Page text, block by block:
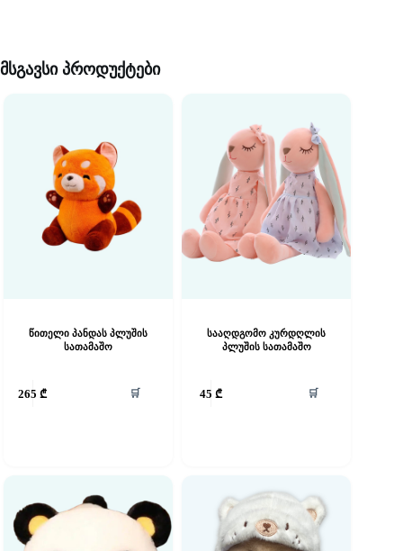
მსგავსი პროდუქტები
წითელი პანდას პლუშის
სათამაშო
265₾ 🛒
სააღდგომო კურდღლის
პლუშის სათამაშო
45 ₾ 🛒